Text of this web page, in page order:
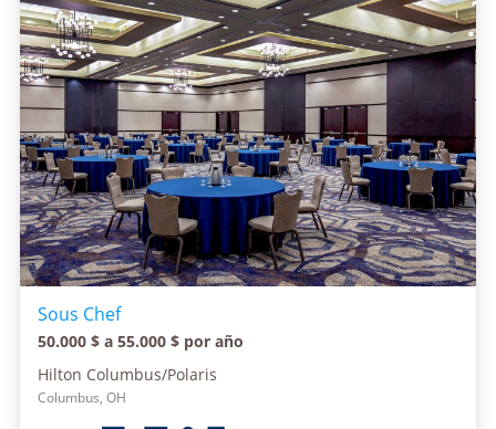
Sous Chef
50.000 $ a 55.000 $ por año
Hilton Columbus/Polaris
Columbus, OH